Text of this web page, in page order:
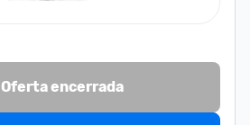
Oferta encerrada